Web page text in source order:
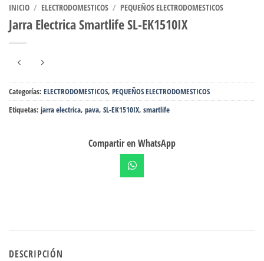
INICIO / ELECTRODOMESTICOS / PEQUEÑOS ELECTRODOMESTICOS
Jarra Electrica Smartlife SL-EK1510IX
Categorías: ELECTRODOMESTICOS, PEQUEÑOS ELECTRODOMESTICOS
Etiquetas: jarra electrica, pava, SL-EK1510IX, smartlife
Compartir en WhatsApp
DESCRIPCIÓN